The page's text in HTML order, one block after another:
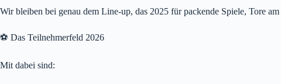
Wir bleiben bei genau dem Line-up, das 2025 für packende Spiele, Tore
⚽ Das Teilnehmerfeld 2026
Mit dabei sind: